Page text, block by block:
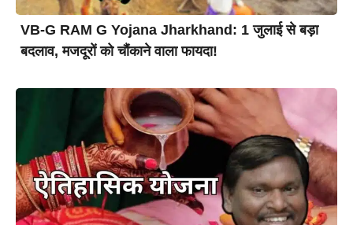
VB-G RAM G Yojana Jharkhand: 1 जुलाई से बड़ा
बदलाव, मजदूरों को चौंकाने वाला फायदा!